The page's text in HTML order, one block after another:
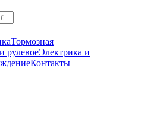
Тормозная
рулевоеЭлектрика и
Контакты